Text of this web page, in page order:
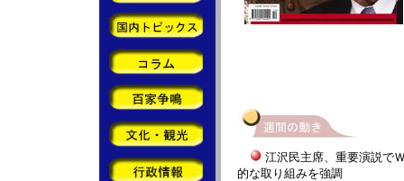
江沢民主席、重要演説で
的な取り組みを強調